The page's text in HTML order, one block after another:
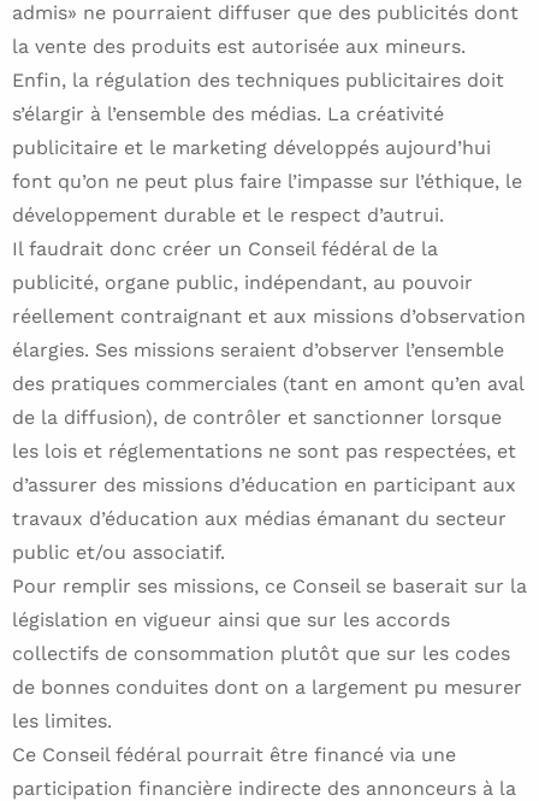
admis» ne pourraient diffuser que des publicités dont
la vente des produits est autorisée aux mineurs.
Enfin, la régulation des techniques publicitaires doit
s’élargir à l’ensemble des médias. La créativité
publicitaire et le marketing développés aujourd’hui
font qu’on ne peut plus faire l’impasse sur l’éthique, le
développement durable et le respect d’autrui.
Il faudrait donc créer un Conseil fédéral de la
publicité, organe public, indépendant, au pouvoir
réellement contraignant et aux missions d’observation
élargies. Ses missions seraient d’observer l’ensemble
des pratiques commerciales (tant en amont qu’en aval
de la diffusion), de contrôler et sanctionner lorsque
les lois et réglementations ne sont pas respectées, et
d’assurer des missions d’éducation en participant aux
travaux d’éducation aux médias émanant du secteur
public et/ou associatif.
Pour remplir ses missions, ce Conseil se baserait sur la
législation en vigueur ainsi que sur les accords
collectifs de consommation plutôt que sur les codes
de bonnes conduites dont on a largement pu mesurer
les limites.
Ce Conseil fédéral pourrait être financé via une
participation financière indirecte des annonceurs à la